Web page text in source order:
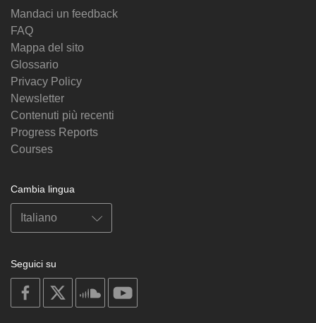
Mandaci un feedback
FAQ
Mappa del sito
Glossario
Privacy Policy
Newsletter
Contenuti più recenti
Progress Reports
Courses
Cambia lingua
Seguici su
on
facebook
soundcloud